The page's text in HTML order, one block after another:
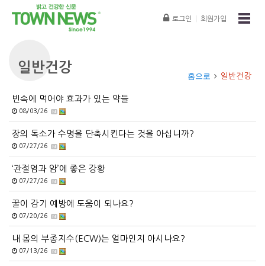
로그인 회원가입
일반건강
홈으로 일반건강
빈속에 먹어야 효과가 있는 약들
08/03/26
장의 독소가 수명을 단축시킨다는 것을 아십니까?
07/27/26
‘관절염과 암’에 좋은 강황
07/27/26
꿀이 감기 예방에 도움이 되나요?
07/20/26
내 몸의 부종지수(ECW)는 얼마인지 아시나요?
07/13/26